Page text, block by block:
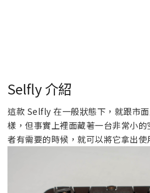
Selfly 介紹
這款 Selfly 在一般狀態下，就跟市
樣，但事實上裡面藏著一台非常小
者有需要的時候，就可以將它拿出使